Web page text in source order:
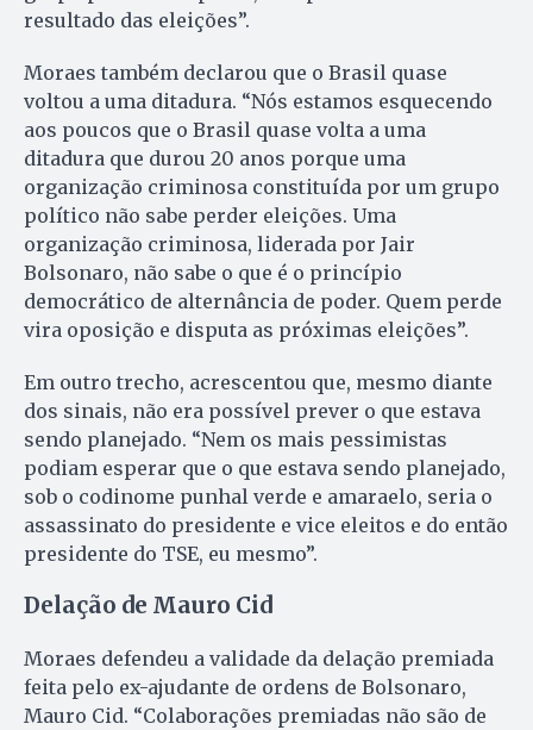
resultado das eleições”.
Moraes também declarou que o Brasil quase
voltou a uma ditadura. “Nós estamos esquecendo
aos poucos que o Brasil quase volta a uma
ditadura que durou 20 anos porque uma
organização criminosa constituída por um grupo
político não sabe perder eleições. Uma
organização criminosa, liderada por Jair
Bolsonaro, não sabe o que é o princípio
democrático de alternância de poder. Quem perde
vira oposição e disputa as próximas eleições”.
Em outro trecho, acrescentou que, mesmo diante
dos sinais, não era possível prever o que estava
sendo planejado. “Nem os mais pessimistas
podiam esperar que o que estava sendo planejado,
sob o codinome punhal verde e amaraelo, seria o
assassinato do presidente e vice eleitos e do então
presidente do TSE, eu mesmo”.
Delação de Mauro Cid
Moraes defendeu a validade da delação premiada
feita pelo ex-ajudante de ordens de Bolsonaro,
Mauro Cid. “Colaborações premiadas não são de